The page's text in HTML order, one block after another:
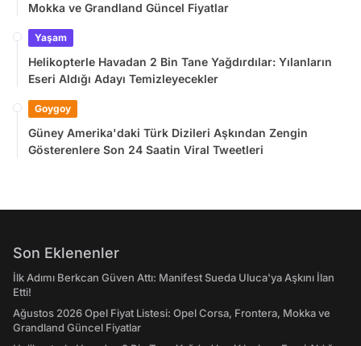
Mokka ve Grandland Güncel Fiyatlar
Yaşam
Helikopterle Havadan 2 Bin Tane Yağdırdılar: Yılanların
Eseri Aldığı Adayı Temizleyecekler
Goygoy
Güney Amerika'daki Türk Dizileri Aşkından Zengin
Gösterenlere Son 24 Saatin Viral Tweetleri
Son Eklenenler
İlk Adımı Berkcan Güven Attı: Manifest Sueda Uluca'ya Aşkını İlan
Etti!
Ağustos 2026 Opel Fiyat Listesi: Opel Corsa, Frontera, Mokka ve
Grandland Güncel Fiyatlar